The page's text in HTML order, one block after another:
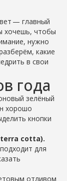
— главный
хочешь, чтобы
нужно
какие
в свои
года
зелёный
хорошо
кнопки
cotta).
для
отливом